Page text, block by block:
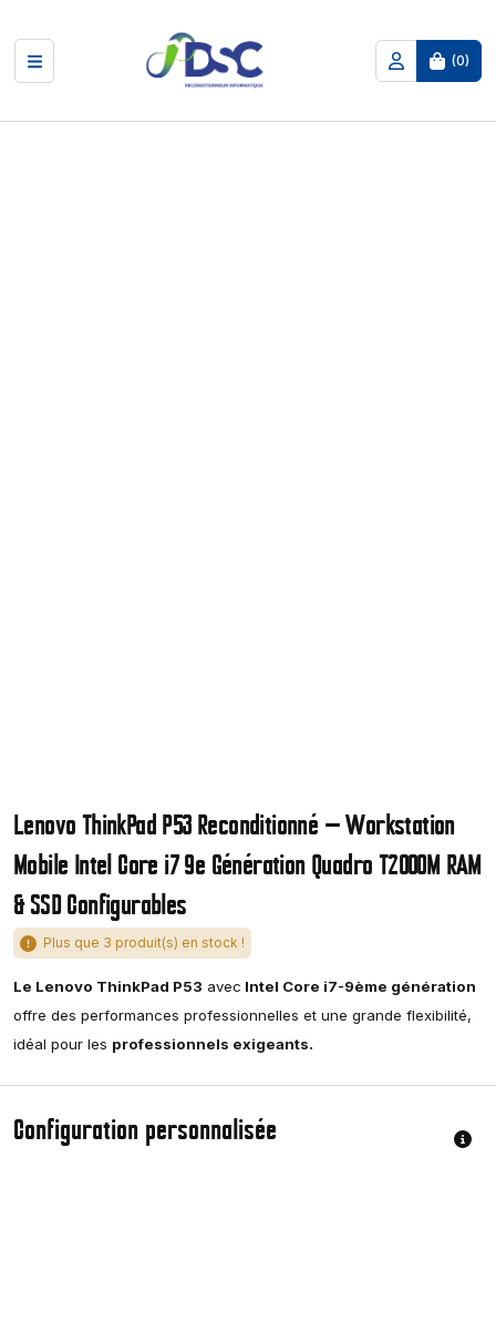
(0)
Lenovo ThinkPad P53 Reconditionné — Workstation
Mobile Intel Core i7 9e Génération Quadro T2000M RAM
& SSD Configurables
Plus que 3 produit(s) en stock !
Le Lenovo ThinkPad P53 avec Intel Core i7-9ème génération
offre des performances professionnelles et une grande flexibilité,
idéal pour les professionnels exigeants.
Configuration personnalisée